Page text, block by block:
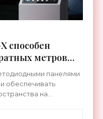
способен
метров
панелями
обеспечивать
на